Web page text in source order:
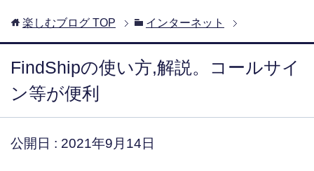
楽しむブログ TOP インターネット
FindShipの使い方,解説。コールサイ
ン等が便利
公開日 : 2021年9月14日